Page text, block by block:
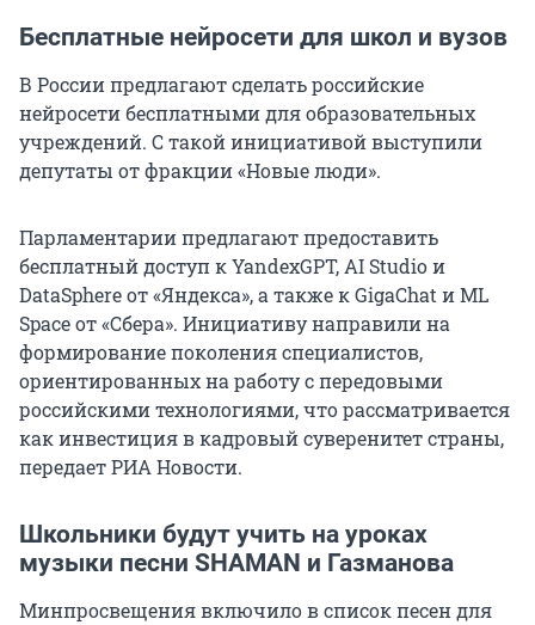
Бесплатные нейросети для школ и вузов
В России предлагают сделать российские
нейросети бесплатными для образовательных
учреждений. С такой инициативой выступили
депутаты от фракции «Новые люди».
Парламентарии предлагают предоставить
бесплатный доступ к YandexGPT, AI Studio и
DataSphere от «Яндекса», а также к GigaChat и ML
Space от «Сбера». Инициативу направили на
формирование поколения специалистов,
ориентированных на работу с передовыми
российскими технологиями, что рассматривается
как инвестиция в кадровый суверенитет страны,
передает РИА Новости.
Школьники будут учить на уроках
музыки песни SHAMAN и Газманова
Минпросвещения включило в список песен для